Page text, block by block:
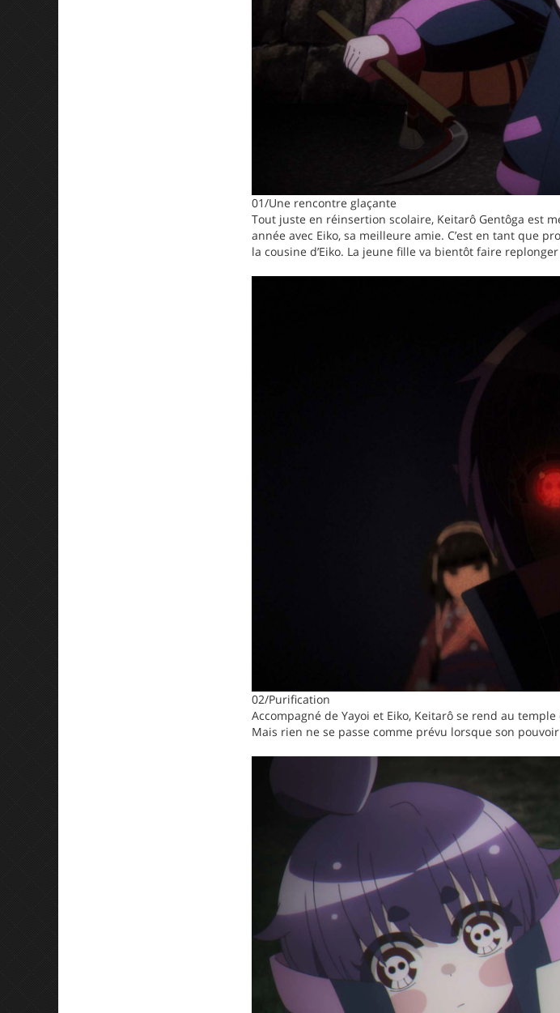
01/Une rencontre glaçante
Tout juste en réinsertion scolaire, Keitarô Gentôga est
année avec Eiko, sa meilleure amie. C’est en tant que
la cousine d’Eiko. La jeune fille va bientôt faire
02/Purification
Accompagné de Yayoi et Eiko, Keitarô se rend au
Mais rien ne se passe comme prévu lorsque son